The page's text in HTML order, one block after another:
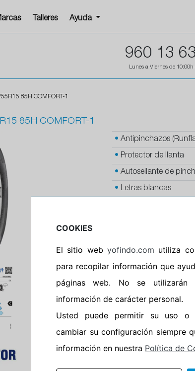
Talleres Ayuda
960 13
Lunes a Viernes de 10:00h
85H COMFORT-1
85H COMFORT-1
• Antipinchazos
• Protector de llanta
• Autosellante de
• Letras blancas
•
•Calidad
P.O.R.
•Oportunidad
•Etiqueta energética
COOKIES
El sitio web yofindo.com utiliza
para recopilar información que
páginas web. No se utilizarán
información de carácter personal.
Usted puede permitir su uso o
cambiar su configuración siempre
información en nuestra Política de